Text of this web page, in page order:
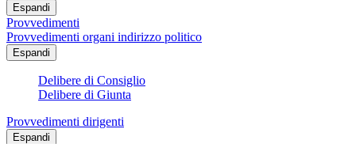
Espandi
Provvedimenti
Provvedimenti organi indirizzo politico
Espandi
Delibere di Consiglio
Delibere di Giunta
Provvedimenti dirigenti
Espandi